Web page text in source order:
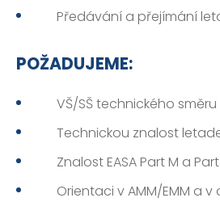
Předávání a přejímání
POŽADUJEME:
VŠ/SŠ technického směru
Technickou znalost
Znalost EASA Part M a
Orientaci v AMM/EMM a